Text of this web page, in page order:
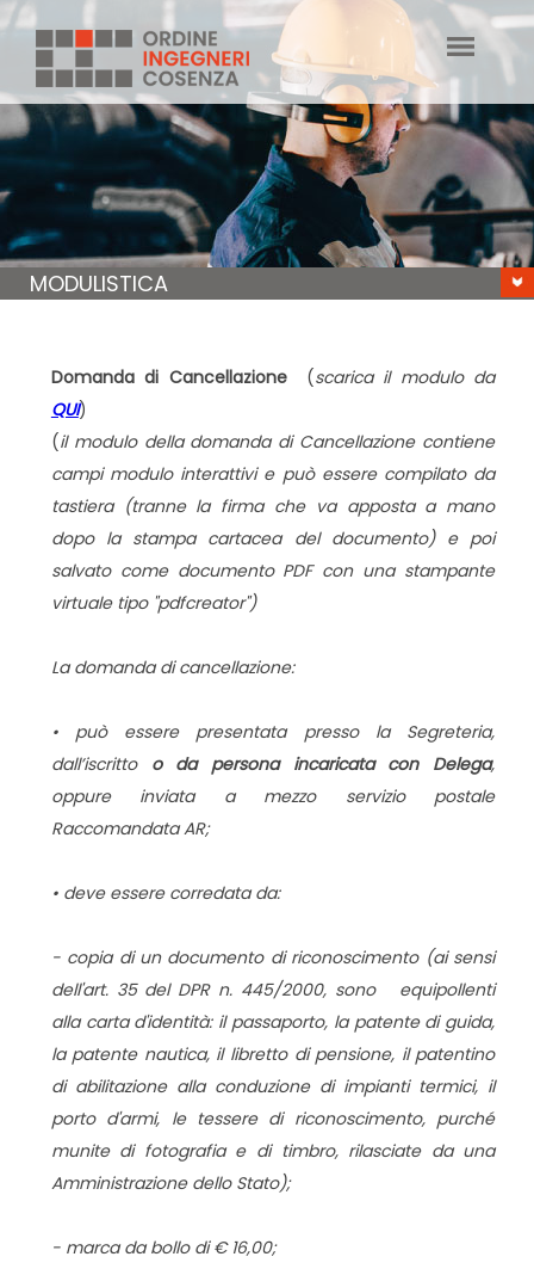
MODULISTICA
Domanda di Cancellazione (scarica il modulo da
QUI)
(il modulo della domanda di Cancellazione contiene
campi modulo interattivi e può essere compilato da
tastiera (tranne la firma che va apposta a mano
dopo la stampa cartacea del documento) e poi
salvato come documento PDF con una stampante
virtuale tipo "pdfcreator")
La domanda di cancellazione:
• può essere presentata presso la Segreteria,
dall’iscritto o da persona incaricata con Delega,
oppure inviata a mezzo servizio postale
Raccomandata AR;
• deve essere corredata da:
- copia di un documento di riconoscimento (ai sensi
dell'art. 35 del DPR n. 445/2000, sono equipollenti
alla carta d'identità: il passaporto, la patente di guida,
la patente nautica, il libretto di pensione, il patentino
di abilitazione alla conduzione di impianti termici, il
porto d'armi, le tessere di riconoscimento, purché
munite di fotografia e di timbro, rilasciate da una
Amministrazione dello Stato);
- marca da bollo di € 16,00;